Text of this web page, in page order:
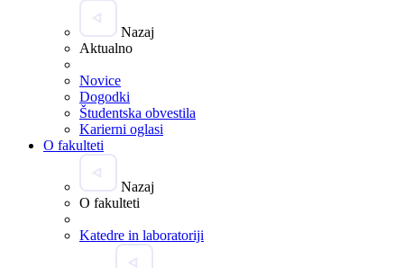
Nazaj
Aktualno
Novice
Dogodki
Študentska obvestila
Karierni oglasi
O fakulteti
Nazaj
O fakulteti
Katedre in laboratoriji